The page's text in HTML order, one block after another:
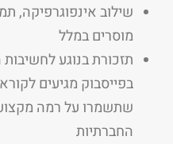
שילוב אינפוגרפיקה,
מוסרים במלל
תזכורת בנוגע
בפייסבוק מגיעים
שתשמרו על רמה
החברתיות